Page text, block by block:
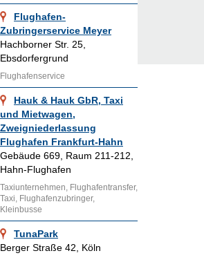
Flughafen-
Zubringerservice Meyer
Hachborner Str. 25,
Ebsdorfergrund
Flughafenservice
Hauk & Hauk GbR, Taxi
und Mietwagen,
Zweigniederlassung
Flughafen Frankfurt-Hahn
Gebäude 669, Raum 211-212,
Hahn-Flughafen
Taxiunternehmen, Flughafentransfer,
Taxi, Flughafenzubringer,
Kleinbusse
TunaPark
Berger Straße 42, Köln